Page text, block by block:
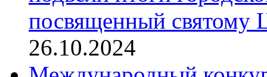
посвященный святому
26.10.2024